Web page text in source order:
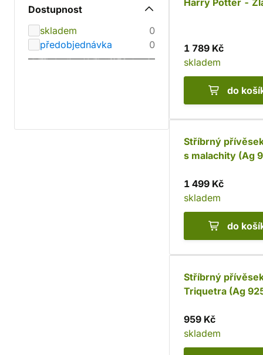
Dostupnost
skladem
0
předobjednávka
0
Harry Potter -
1 789 Kč
skladem
do
Stříbrný
s malachity (Ag
1 499 Kč
skladem
do
Stříbrný
Triquetra (Ag
959 Kč
skladem